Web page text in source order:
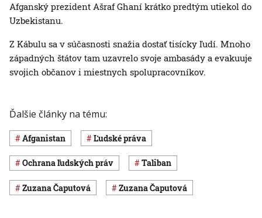
Afganský prezident Ašraf Ghaní krátko predtým utiekol do
Uzbekistanu.
Z Kábulu sa v súčasnosti snažia dostať tisícky ľudí. Mnoho
západných štátov tam uzavrelo svoje ambasády a evakuuje
svojich občanov i miestnych spolupracovníkov.
Ďalšie články na tému:
Afganistan ľudské práva
ochrana ľudských práv Taliban
Zuzana Čaputová Zuzana Čaputová